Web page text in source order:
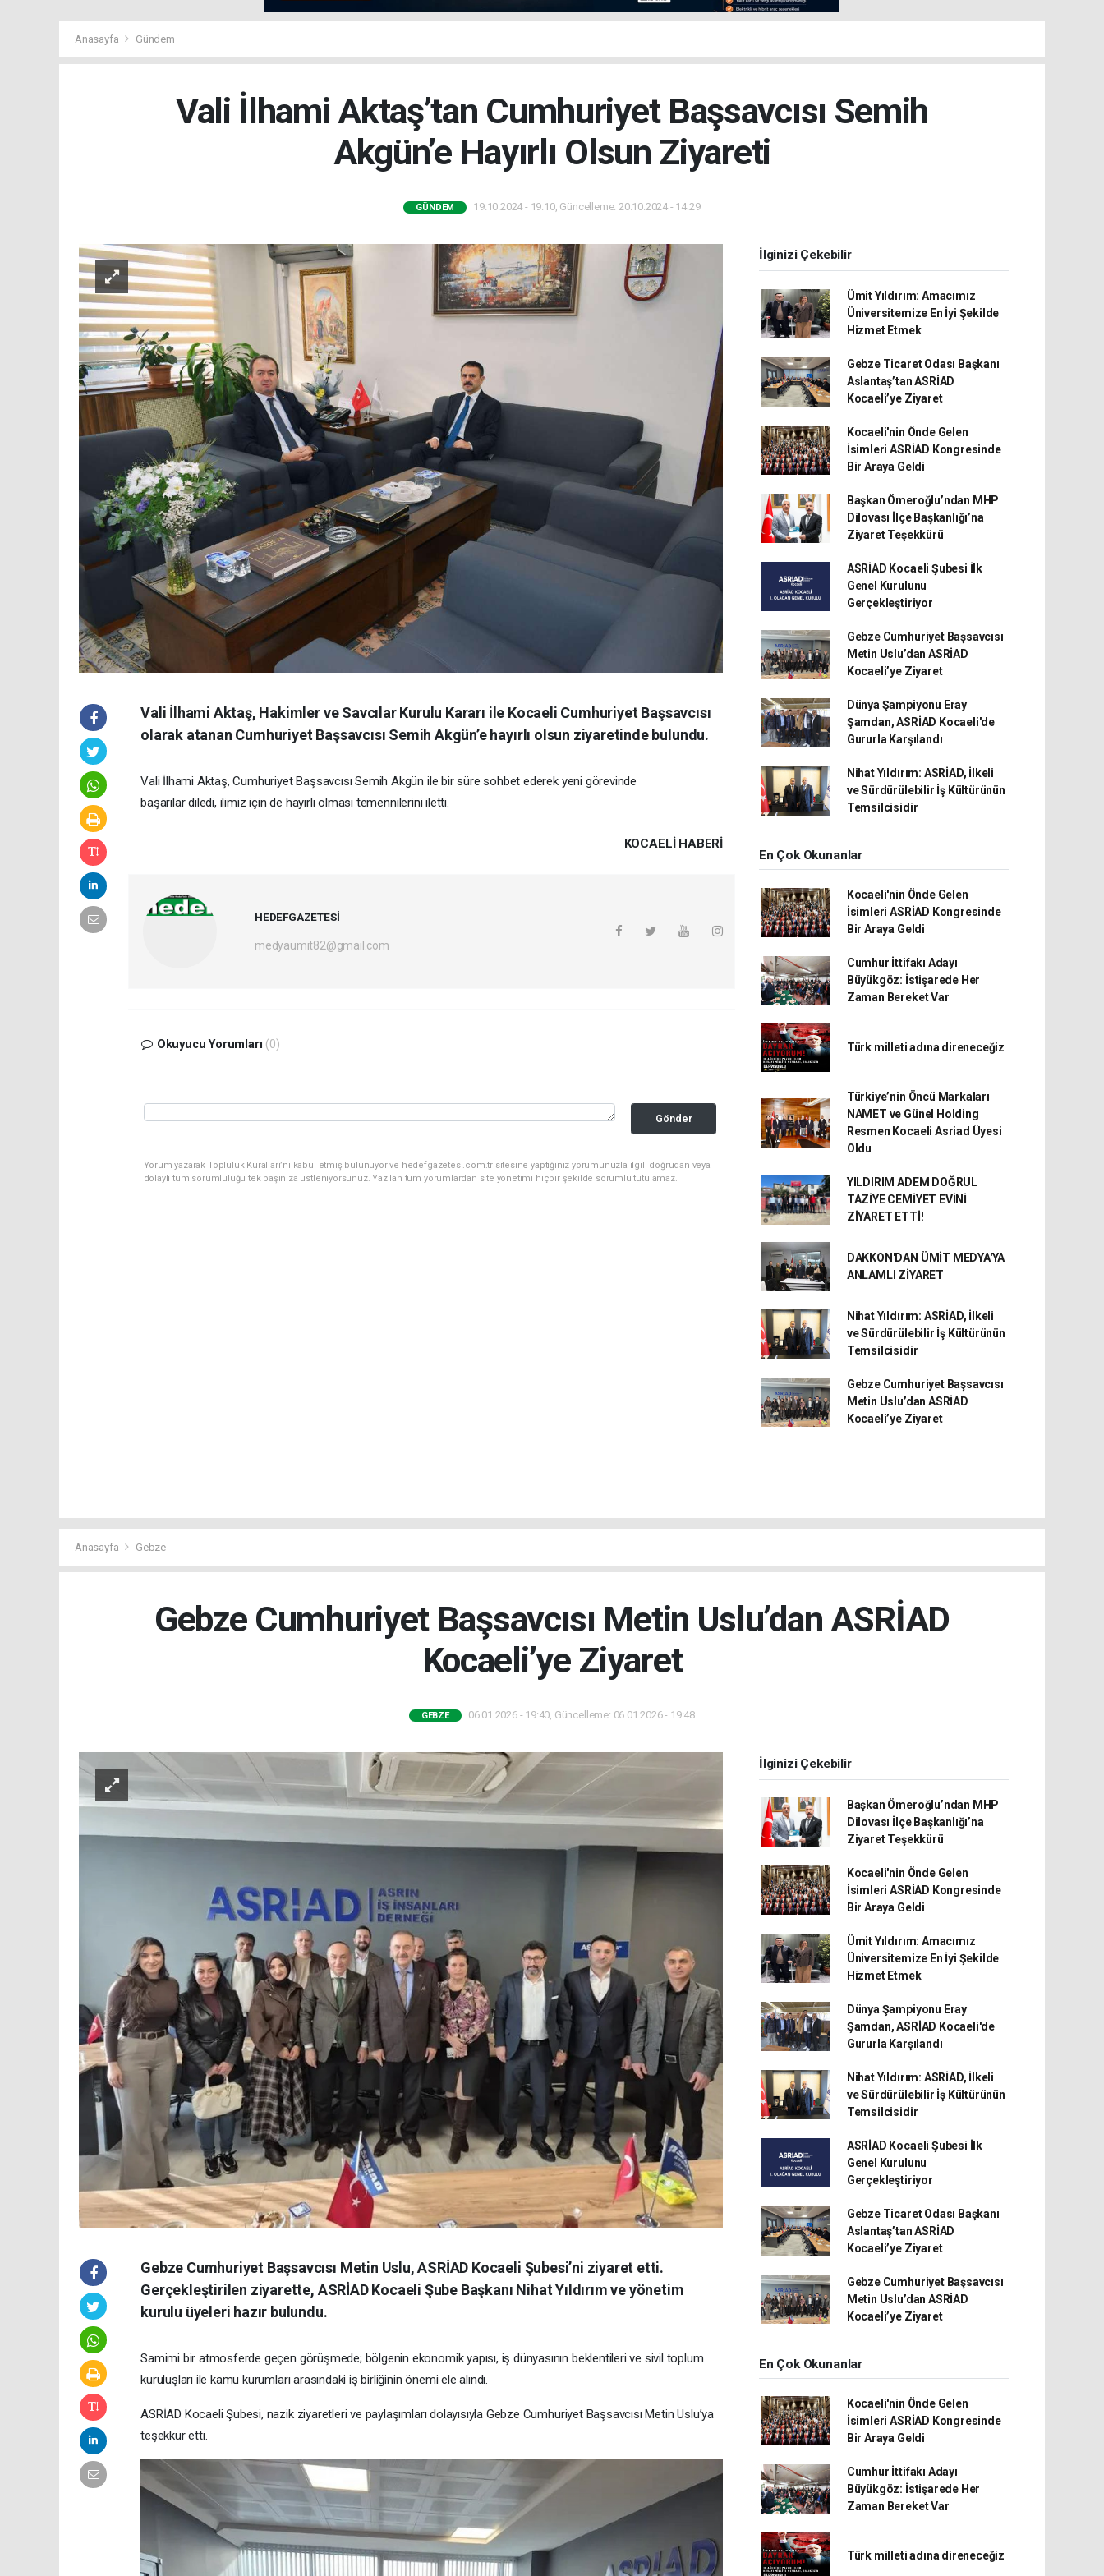
Anasayfa Gündem
Vali İlhami Aktaş’tan Cumhuriyet Başsavcısı Semih
Akgün’e Hayırlı Olsun Ziyareti
GÜNDEM 19.10.2024 - 19:10, Güncelleme: 20.10.2024 - 14:29
Vali İlhami Aktaş, Hakimler ve Savcılar Kurulu Kararı ile Kocaeli Cumhuriyet Başsavcısı
olarak atanan Cumhuriyet Başsavcısı Semih Akgün’e hayırlı olsun ziyaretinde bulundu.
Vali İlhami Aktaş, Cumhuriyet Başsavcısı Semih Akgün ile bir süre sohbet ederek yeni görevinde
başarılar diledi, ilimiz için de hayırlı olması temennilerini iletti.
KOCAELI HABERİ
HEDEFGAZETESİ
medyaumit82@gmail.com
Okuyucu Yorumları (0)
Gönder
Yorum yazarak Topluluk Kuralları’nı kabul etmiş bulunuyor ve hedefgazetesi.com.tr sitesine yaptığınız yorumunuzla ilgili doğrudan veya
dolaylı tüm sorumluluğu tek başınıza üstleniyorsunuz. Yazılan tüm yorumlardan site yönetimi hiçbir şekilde sorumlu tutulamaz.
İlginizi Çekebilir
Ümit Yıldırım: Amacımız
Üniversitemize En İyi Şekilde
Hizmet Etmek
Gebze Ticaret Odası Başkanı
Aslantaş’tan ASRİAD
Kocaeli’ye Ziyaret
Kocaeli'nin Önde Gelen
İsimleri ASRİAD Kongresinde
Bir Araya Geldi
Başkan Ömeroğlu’ndan MHP
Dilovası İlçe Başkanlığı’na
Ziyaret Teşekkürü
ASRİAD Kocaeli Şubesi İlk
Genel Kurulunu
Gerçekleştiriyor
Gebze Cumhuriyet Başsavcısı
Metin Uslu’dan ASRİAD
Kocaeli’ye Ziyaret
Dünya Şampiyonu Eray
Şamdan, ASRİAD Kocaeli'de
Gururla Karşılandı
Nihat Yıldırım: ASRİAD, İlkeli
ve Sürdürülebilir İş Kültürünün
Temsilcisidir
En Çok Okunanlar
Kocaeli'nin Önde Gelen
İsimleri ASRİAD Kongresinde
Bir Araya Geldi
Cumhur İttifakı Adayı
Büyükgöz: İstişarede Her
Zaman Bereket Var
Türk milleti adına direneceğiz
Türkiye’nin Öncü Markaları
NAMET ve Günel Holding
Resmen Kocaeli Asriad Üyesi
Oldu
YILDIRIM ADEM DOĞRUL
TAZİYE CEMİYET EVİNİ
ZİYARET ETTİ!
DAKKON'DAN ÜMİT MEDYA'YA
ANLAMLI ZİYARET
Nihat Yıldırım: ASRİAD, İlkeli
ve Sürdürülebilir İş Kültürünün
Temsilcisidir
Gebze Cumhuriyet Başsavcısı
Metin Uslu’dan ASRİAD
Kocaeli’ye Ziyaret
Anasayfa Gebze
Gebze Cumhuriyet Başsavcısı Metin Uslu’dan ASRİAD
Kocaeli’ye Ziyaret
GEBZE 06.01.2026 - 19:40, Güncelleme: 06.01.2026 - 19:48
Gebze Cumhuriyet Başsavcısı Metin Uslu, ASRİAD Kocaeli Şubesi’ni ziyaret etti.
Gerçekleştirilen ziyarette, ASRİAD Kocaeli Şube Başkanı Nihat Yıldırım ve yönetim
kurulu üyeleri hazır bulundu.
Samimi bir atmosferde geçen görüşmede; bölgenin ekonomik yapısı, iş dünyasının beklentileri ve sivil toplum
kuruluşları ile kamu kurumları arasındaki iş birliğinin önemi ele alındı.
ASRİAD Kocaeli Şubesi, nazik ziyaretleri ve paylaşımları dolayısıyla Gebze Cumhuriyet Başsavcısı Metin Uslu’ya
teşekkür etti.
İlginizi Çekebilir
Başkan Ömeroğlu’ndan MHP
Dilovası İlçe Başkanlığı’na
Ziyaret Teşekkürü
Kocaeli'nin Önde Gelen
İsimleri ASRİAD Kongresinde
Bir Araya Geldi
Ümit Yıldırım: Amacımız
Üniversitemize En İyi Şekilde
Hizmet Etmek
Dünya Şampiyonu Eray
Şamdan, ASRİAD Kocaeli'de
Gururla Karşılandı
Nihat Yıldırım: ASRİAD, İlkeli
ve Sürdürülebilir İş Kültürünün
Temsilcisidir
ASRİAD Kocaeli Şubesi İlk
Genel Kurulunu
Gerçekleştiriyor
Gebze Ticaret Odası Başkanı
Aslantaş’tan ASRİAD
Kocaeli’ye Ziyaret
Gebze Cumhuriyet Başsavcısı
Metin Uslu’dan ASRİAD
Kocaeli’ye Ziyaret
En Çok Okunanlar
Kocaeli'nin Önde Gelen
İsimleri ASRİAD Kongresinde
Bir Araya Geldi
Cumhur İttifakı Adayı
Büyükgöz: İstişarede Her
Zaman Bereket Var
Türk milleti adına direneceğiz